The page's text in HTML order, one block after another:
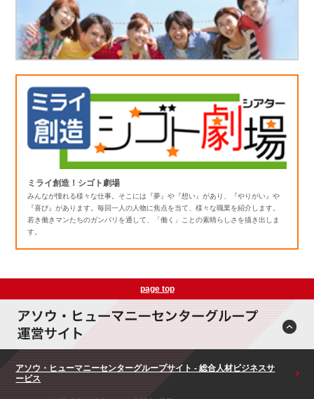
ミライ創造！シゴト劇場
みんなが憧れる様々な仕事。そこには『夢』や『想い』があり、『やりがい』や
『喜び』があります。毎回一人の人物に焦点を当て、様々な職業を紹介します。
若き働きマンたちのガンバリを通して、「働く」ことの素晴らしさを描き出しま
す。
page top
アソウ・ヒューマニーセンターグループサイト - 総合人材ビジネスサ
ービス